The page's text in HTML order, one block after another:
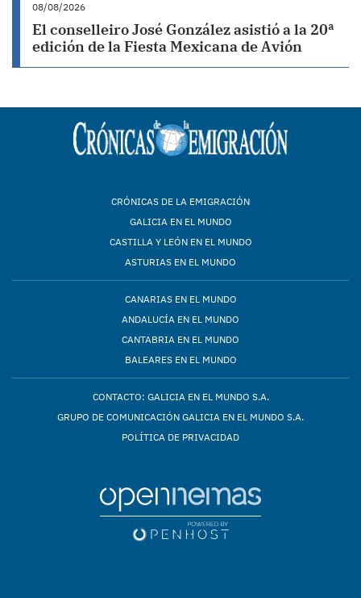
08/08/2026
El conselleiro José González asistió a la 20ª
edición de la Fiesta Mexicana de Avión
CRÓNICAS DE LA EMIGRACIÓN
GALICIA EN EL MUNDO
CASTILLA Y LEÓN EN EL MUNDO
ASTURIAS EN EL MUNDO
CANARIAS EN EL MUNDO
ANDALUCÍA EN EL MUNDO
CANTABRIA EN EL MUNDO
BALEARES EN EL MUNDO
CONTACTO: GALICIA EN EL MUNDO S.A.
GRUPO DE COMUNICACIÓN GALICIA EN EL MUNDO S.A.
POLÍTICA DE PRIVACIDAD